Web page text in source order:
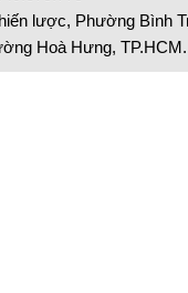
lược, Phường Bình
Hoà Hưng,